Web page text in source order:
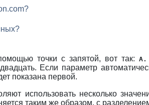
точки с запятой, вот так: А.
Если параметр
показана первой.
использовать несколько
таким же образом, с